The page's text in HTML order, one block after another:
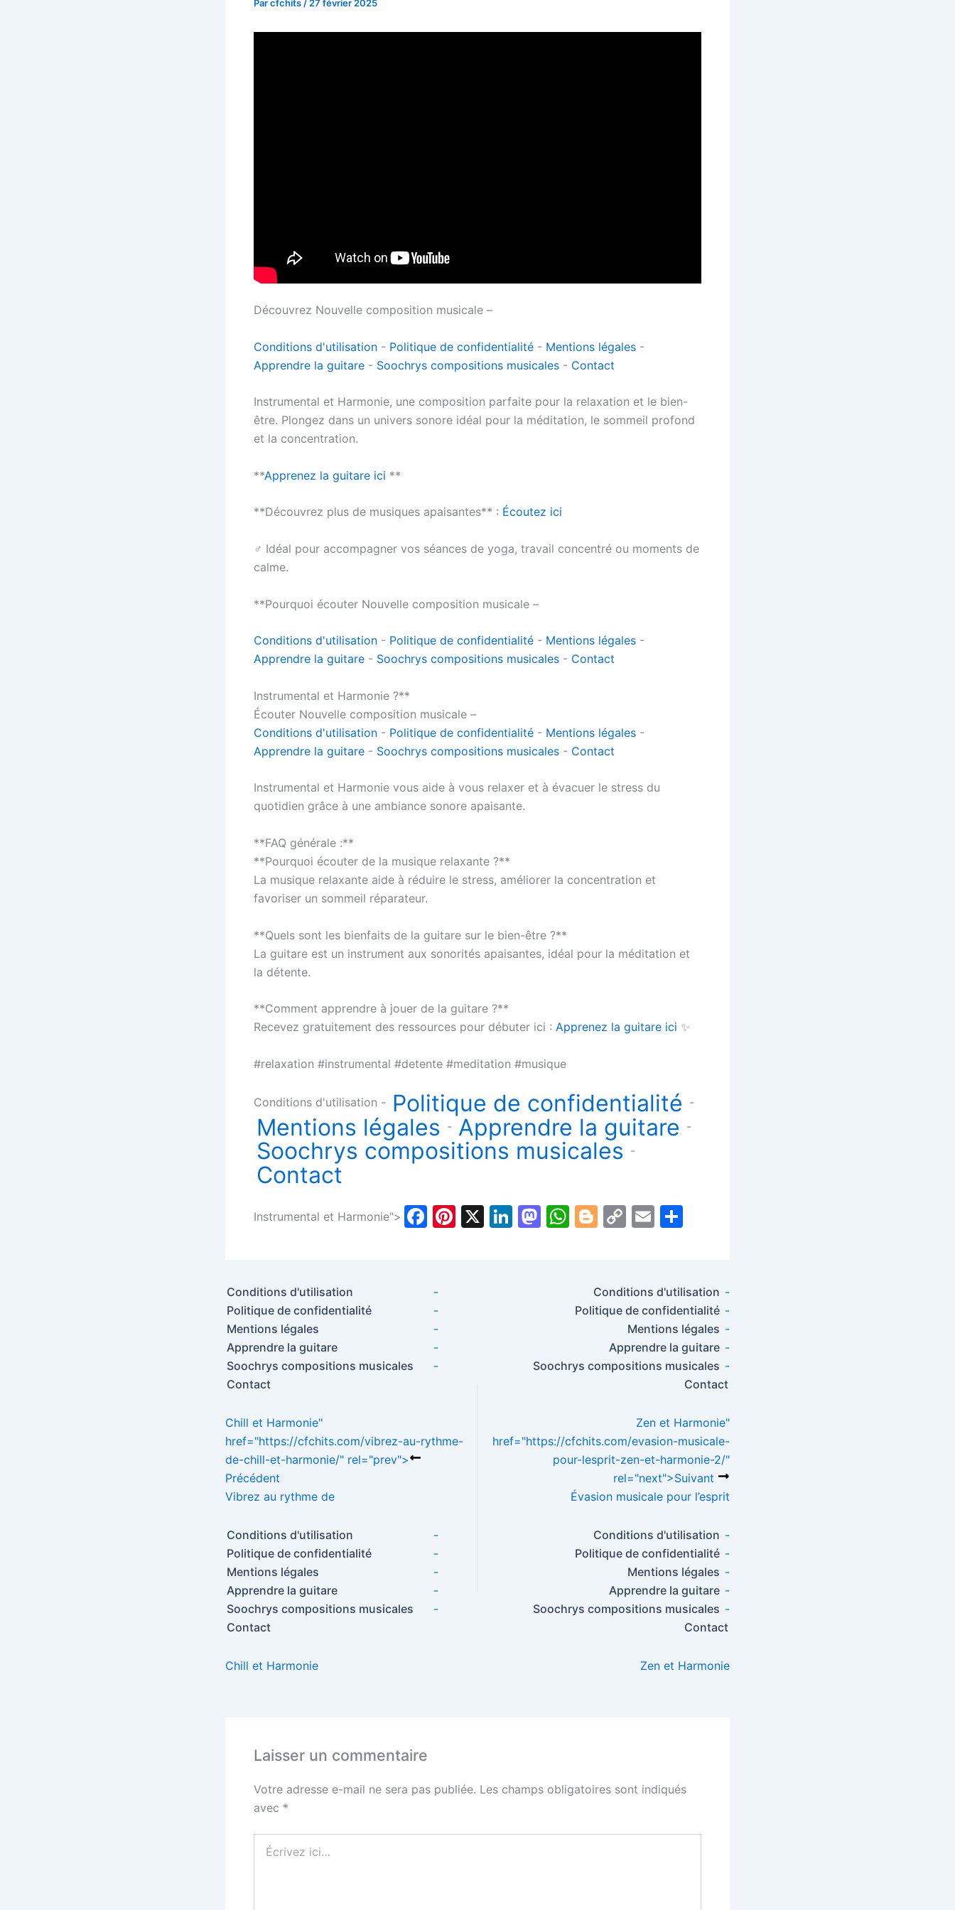
Parcfchits / 27 février 2025
Découvrez Nouvelle composition musicale –
Conditions d'utilisation - Politique de confidentialité - Mentions légales -
Apprendre la guitare - Soochrys compositions musicales - Contact
Instrumental et Harmonie, une composition parfaite pour la relaxation et le bien-
être. Plongez dans un univers sonore idéal pour la méditation, le sommeil profond
et la concentration.
**Apprenez la guitare ici **
**Découvrez plus de musiques apaisantes** : Écoutez ici
‍♂️ Idéal pour accompagner vos séances de yoga, travail concentré ou moments de
calme.
**Pourquoi écouter Nouvelle composition musicale –
Conditions d'utilisation - Politique de confidentialité - Mentions légales -
Apprendre la guitare - Soochrys compositions musicales - Contact
Instrumental et Harmonie ?**
Écouter Nouvelle composition musicale –
Conditions d'utilisation - Politique de confidentialité - Mentions légales -
Apprendre la guitare - Soochrys compositions musicales - Contact
Instrumental et Harmonie vous aide à vous relaxer et à évacuer le stress du
quotidien grâce à une ambiance sonore apaisante.
**FAQ générale :**
**Pourquoi écouter de la musique relaxante ?**
La musique relaxante aide à réduire le stress, améliorer la concentration et
favoriser un sommeil réparateur.
**Quels sont les bienfaits de la guitare sur le bien-être ?**
La guitare est un instrument aux sonorités apaisantes, idéal pour la méditation et
la détente.
**Comment apprendre à jouer de la guitare ?**
Recevez gratuitement des ressources pour débuter ici : Apprenez la guitare ici ✨
#relaxation #instrumental #detente #meditation #musique
Conditions d'utilisation - Politique de confidentialité -
Mentions légales - Apprendre la guitare -
Soochrys compositions musicales -
Contact
Instrumental et Harmonie">
F
b
o
o
k
Pi X
Li M W
A
Bl
g
er
C
y
Li
n
k
E
l
g
er
Conditions d'utilisation
-
Politique de confidentialité
-
Mentions légales
-
Apprendre la guitare
-
Soochrys compositions musicales
-
Contact
Chill et Harmonie"
href="https://cfchits.com/vibrez-au-rythme-
de-chill-et-harmonie/" rel="prev">
Précédent
Vibrez au rythme de
Conditions d'utilisation
-
Politique de confidentialité
-
Mentions légales
-
Apprendre la guitare
-
Soochrys compositions musicales
-
Contact
Chill et Harmonie
Conditions d'utilisation -
Politique de confidentialité -
Mentions légales -
Apprendre la guitare -
Soochrys compositions musicales -
Contact
Zen et Harmonie"
href="https://cfchits.com/evasion-musicale-
pour-lesprit-zen-et-harmonie-2/"
rel="next">Suivant
Évasion musicale pour l’esprit
Conditions d'utilisation -
Politique de confidentialité -
Mentions légales -
Apprendre la guitare -
Soochrys compositions musicales -
Contact
Zen et Harmonie
Laisser un commentaire
Votre adresse e-mail ne sera pas publiée. Les champs obligatoires sont indiqués
avec *
ici…